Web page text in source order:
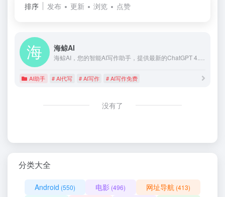
排序 发布 更新 浏览 点赞
海鲸AI
AI助手 # AI代写 # AI写作 # AI写作免费
没有了
分类大全
Android (550) 电影 (496) 网址导航 (413)